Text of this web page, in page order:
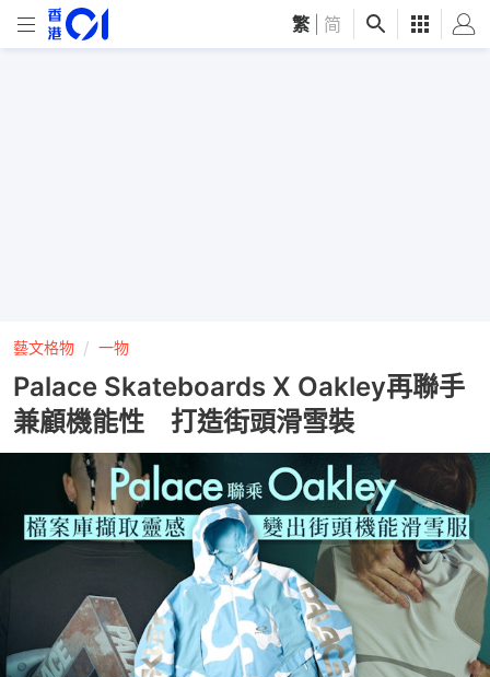
繁 简
藝文格物 一物
Palace Skateboards X Oakley再聯手
兼顧機能性 打造街頭滑雪裝